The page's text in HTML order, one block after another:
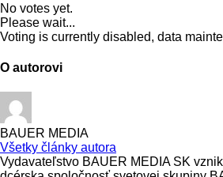
No votes yet.
Please wait...
Voting is currently disabled, data
O autorovi
BAUER MEDIA
Všetky články autora
Vydavateľstvo BAUER MEDIA SK